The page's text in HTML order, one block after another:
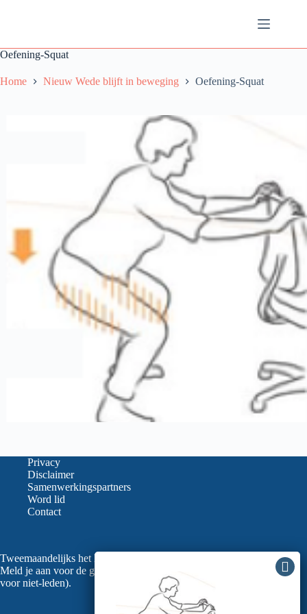
Oefening-Squat
Home Nieuw Wede blijft in beweging Oefening-Squat
Privacy
Disclaimer
Samenwerkingspartners
Word lid
Contact
Tweemaandelijks het laatste nieuws in je mailbox?
Meld je aan voor de gratis nieuwsbrief van de LVGO (ook
voor niet-leden).